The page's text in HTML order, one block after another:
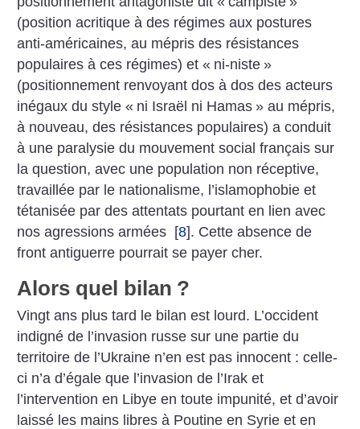
(position acritique à des régimes aux postures
anti-américaines, au mépris des résistances
populaires à ces régimes) et « ni-niste »
(positionnement renvoyant dos à dos des acteurs
inégaux du style « ni Israël ni Hamas » au mépris,
à nouveau, des résistances populaires) a conduit
à une paralysie du mouvement social français sur
la question, avec une population non réceptive,
travaillée par le nationalisme, l’islamophobie et
tétanisée par des attentats pourtant en lien avec
nos agressions armées [8]. Cette absence de
front antiguerre pourrait se payer cher.
Alors quel bilan ?
Vingt ans plus tard le bilan est lourd. L’occident
indigné de l’invasion russe sur une partie du
territoire de l’Ukraine n’en est pas innocent : celle-
ci n’a d’égale que l’invasion de l’Irak et
l’intervention en Libye en toute impunité, et d’avoir
laissé les mains libres à Poutine en Syrie et en